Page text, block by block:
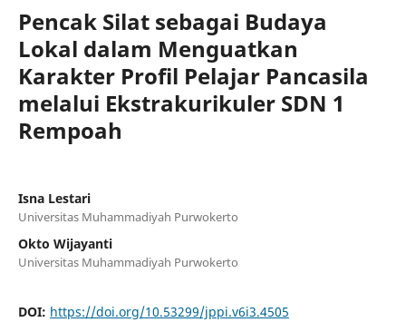
Pencak Silat sebagai Budaya
Lokal dalam Menguatkan
Karakter Profil Pelajar Pancasila
melalui Ekstrakurikuler SDN 1
Rempoah
Isna Lestari
Universitas Muhammadiyah Purwokerto
Okto Wijayanti
Universitas Muhammadiyah Purwokerto
DOI: https://doi.org/10.53299/jppi.v6i3.4505